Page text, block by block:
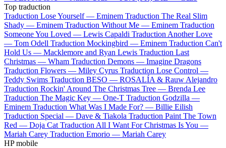
Top traduction
Traduction Lose Yourself — Eminem Traduction The Real Slim
Shady — Eminem Traduction Without Me — Eminem Traduction
Someone You Loved — Lewis Capaldi Traduction Another Love
— Tom Odell Traduction Mockingbird — Eminem Traduction Can't
Hold Us — Macklemore and Ryan Lewis Traduction Last
Christmas — Wham Traduction Demons — Imagine Dragons
Traduction Flowers — Miley Cyrus Traduction Lose Control —
Teddy Swims Traduction BESO — ROSALÍA & Rauw Alejandro
Traduction Rockin' Around The Christmas Tree — Brenda Lee
Traduction The Magic Key — One-T Traduction Godzilla —
Eminem Traduction What Was I Made For? — Billie Eilish
Traduction Special — Dave & Tiakola Traduction Paint The Town
Red — Doja Cat Traduction All I Want For Christmas Is You —
Mariah Carey Traduction Emorio — Mariah Carey
HP mobile